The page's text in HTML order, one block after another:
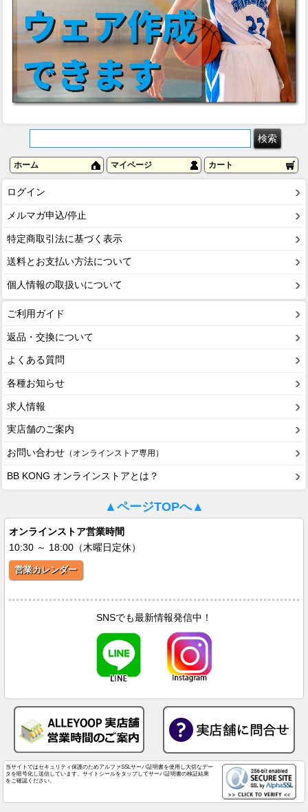
ホーム マイページ カート
ログイン
メルマガ申込/停止
特定商取引法に基づく表示
送料とお支払い方法について
個人情報の取扱いについて
ご利用ガイド
返品・交換について
よくある質問
各種お知らせ
求人情報
実店舗のご案内
お問い合わせ （オンラインストア専用）
BB KONG オンラインストアとは？
▲ページTOPへ▲
オンラインストア営業時間
10:30 ～ 18:00（木曜日定休）
営業カレンダー
SNSでも最新情報発信中！
当サイトではセキュリティ保護のためアルファSSLサーバ証明書を使用し大切なデー
タを暗号化し送信しています。サイトシールをタップしてサーバ証明書の検証結果
をご確認ください。